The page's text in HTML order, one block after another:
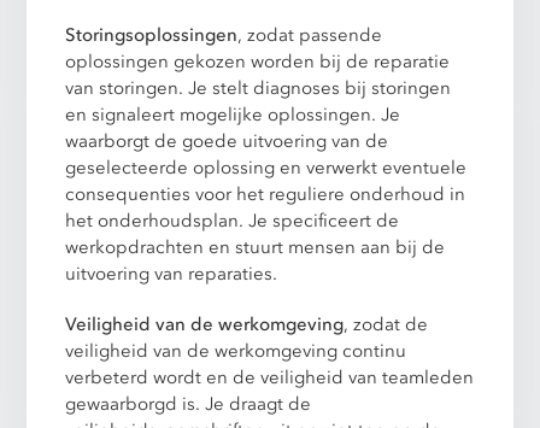
Storingsoplossingen, zodat passende
oplossingen gekozen worden bij de reparatie
van storingen. Je stelt diagnoses bij storingen
en signaleert mogelijke oplossingen. Je
waarborgt de goede uitvoering van de
geselecteerde oplossing en verwerkt eventuele
consequenties voor het reguliere onderhoud in
het onderhoudsplan. Je specificeert de
werkopdrachten en stuurt mensen aan bij de
uitvoering van reparaties.
Veiligheid van de werkomgeving, zodat de
veiligheid van de werkomgeving continu
verbeterd wordt en de veiligheid van teamleden
gewaarborgd is. Je draagt de